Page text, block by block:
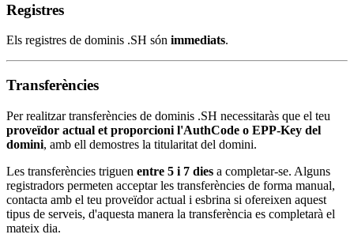
Registres
Els registres de dominis .SH són immediats.
Transferències
Per realitzar transferències de dominis .SH necessitaràs que el teu
proveïdor actual et proporcioni l'AuthCode o EPP-Key del
domini, amb ell demostres la titularitat del domini.
Les transferències triguen entre 5 i 7 dies a completar-se. Alguns
registradors permeten acceptar les transferències de forma manual,
contacta amb el teu proveïdor actual i esbrina si ofereixen aquest
tipus de serveis, d'aquesta manera la transferència es completarà el
mateix dia.